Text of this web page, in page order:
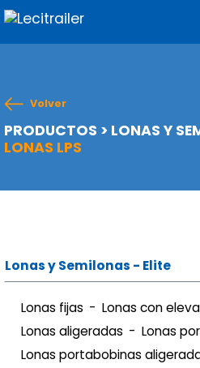
Volver
PRODUCTOS > LONAS Y
LONAS LPS
Lonas y Semilonas - Elite
Lonas fijas Lonas con
Lonas aligeradas
Lonas
Lonas portabobinas